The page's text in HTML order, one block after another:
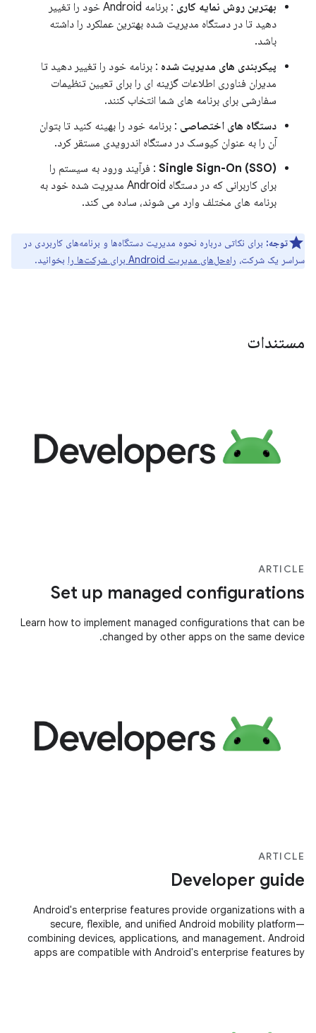
بهترین روش نمایه کاری
: برنامه Android خود را تغییر
دهید تا در دستگاه مدیریت شده بهترین عملکرد را داشته
باشد.
پیکربندی های مدیریت شده : برنامه خود را تغییر دهید تا
مدیران فناوری اطلاعات گزینه ای را برای تعیین تنظیمات
سفارشی برای برنامه های شما انتخاب کنند.
دستگاه های اختصاصی : برنامه خود را بهینه کنید تا بتوان
آن را به عنوان کیوسک در دستگاه اندرویدی مستقر کرد.
Single Sign-On (SSO) : فرآیند ورود به سیستم را
برای کاربرانی که در دستگاه Android مدیریت شده خود به
برنامه های مختلف وارد می شوند، ساده می کند.
توجه: برای نکاتی درباره نحوه مدیریت دستگاه‌ها و برنامه‌های کاربردی در
سراسر یک شرکت، راه‌حل‌های مدیریت Android برای شرکت‌ها را بخوانید.
مستندات
ARTICLE
Set up managed configurations
Learn how to implement managed configurations that can be
changed by other apps on the same device.
ARTICLE
Developer guide
Android's enterprise features provide organizations with a
secure, flexible, and unified Android mobility platform—
combining devices, applications, and management. Android
apps are compatible with Android's enterprise features by